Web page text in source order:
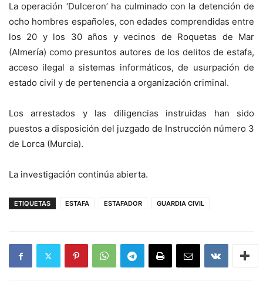
La operación ‘Dulceron’ ha culminado con la detención de
ocho hombres españoles, con edades comprendidas entre
los 20 y los 30 años y vecinos de Roquetas de Mar
(Almería) como presuntos autores de los delitos de estafa,
acceso ilegal a sistemas informáticos, de usurpación de
estado civil y de pertenencia a organización criminal.
Los arrestados y las diligencias instruidas han sido
puestos a disposición del juzgado de Instrucción número 3
de Lorca (Murcia).
La investigación continúa abierta.
ETIQUETAS ESTAFA ESTAFADOR GUARDIA CIVIL